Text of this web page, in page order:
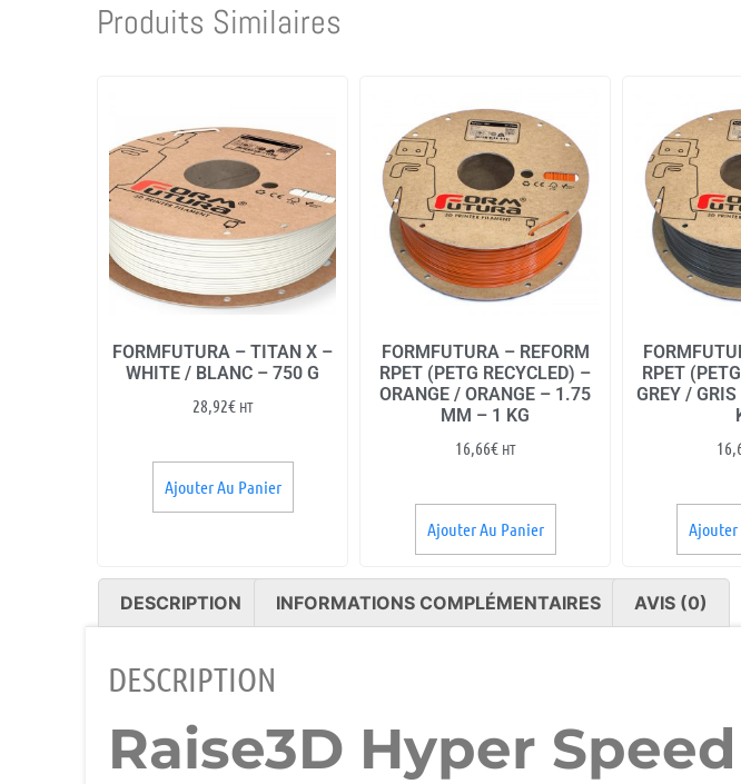
Produits Similaires
FORMFUTURA – TITAN X –
WHITE / BLANC – 750 G
28,92€ HT
Ajouter Au Panier
FORMFUTURA – REFORM
RPET (PETG RECYCLED) –
ORANGE / ORANGE – 1.75
MM – 1 KG
16,66€ HT
Ajouter Au Panier
RPET
GREY /
Ajouter
DESCRIPTION INFORMATIONS COMPLÉMENTAIRES AVIS (0)
DESCRIPTION
Raise3D Hyper